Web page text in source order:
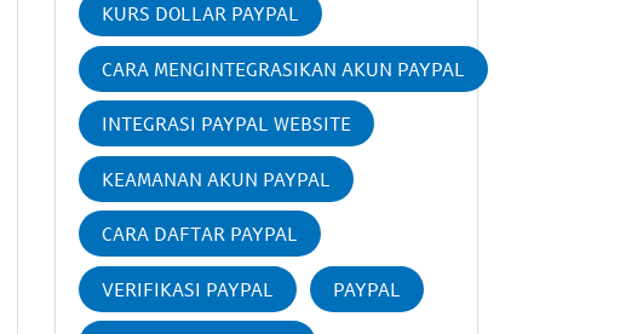
KURS DOLLAR PAYPAL
CARA MENGINTEGRASIKAN AKUN PAYPAL
INTEGRASI PAYPAL WEBSITE
KEAMANAN AKUN PAYPAL
CARA DAFTAR PAYPAL
VERIFIKASI PAYPAL PAYPAL